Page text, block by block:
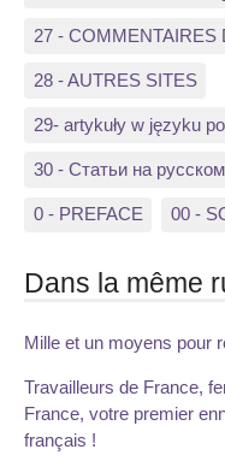
27 - COMMENTAIRES
28 - AUTRES SITES
29- artykuły w języku
30 - Статьи на
0 - PREFACE 00 -
Dans la même
Mille et un moyens pour
Travailleurs de France,
France, votre premier
français !